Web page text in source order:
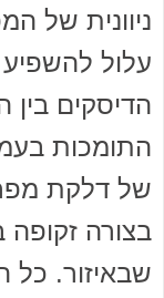
ניוונית של
עלול
הדיסקים בין
התומכות
של דלקת
בצורה
שבאיזור. כל